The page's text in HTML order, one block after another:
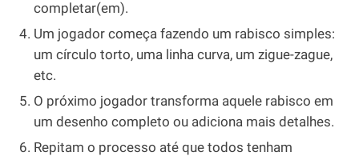
completar(em).
Um jogador começa fazendo um rabisco simples:
um círculo torto, uma linha curva, um zigue-zague,
etc.
O próximo jogador transforma aquele rabisco em
um desenho completo ou adiciona mais detalhes.
Repitam o processo até que todos tenham